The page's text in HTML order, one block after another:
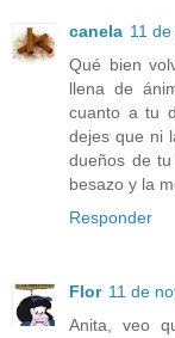
canela 11
Qué bien
llena de
cuanto a tu
dejes que ni
dueños de
besazo y la
Responder
Flor 11 de
Anita, veo